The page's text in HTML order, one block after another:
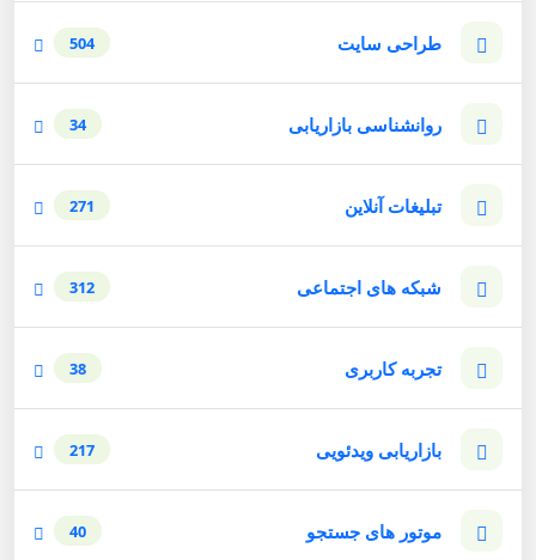
طراحی سایت 504
روانشناسی بازاریابی 34
تبلیغات آنلاین 271
شبکه های اجتماعی 312
تجربه کاربری 38
بازاریابی ویدئویی 217
موتور های جستجو 40